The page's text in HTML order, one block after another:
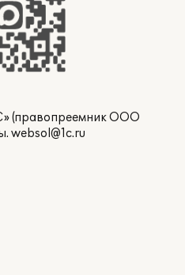
(правопреемник ООО
websol@1c.ru